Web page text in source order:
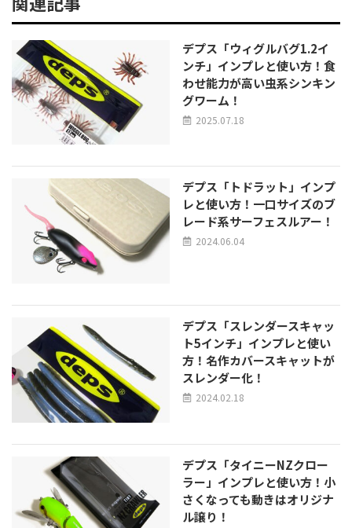
デプス「ウィグルバグ1.2イ
ンチ」インプレと使い方！食
わせ能力が高い虫系シンキン
グワーム！
2025.07.18
デプス「トドラット」インプ
レと使い方！一口サイズのブ
レード系サーフェスルアー！
2024.06.04
デプス「スレンダースキャッ
ト5インチ」インプレと使い
方！名作カバースキャットが
スレンダー化！
2024.02.18
デプス「タイニーNZクロー
ラー」インプレと使い方！小
さくなっても動きはオリジナ
ル譲り！